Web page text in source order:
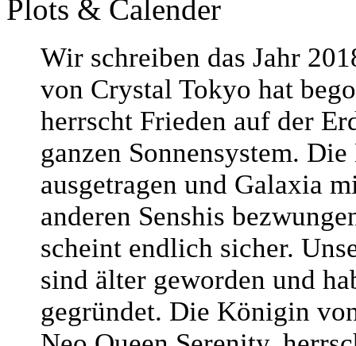
Plots & Calender
Wir schreiben das Jahr
von Crystal Tokyo hat
herrscht Frieden auf der
ganzen Sonnensystem.
ausgetragen und Galaxia
anderen Senshis
scheint endlich sicher.
sind älter geworden und
gegründet. Die Königin